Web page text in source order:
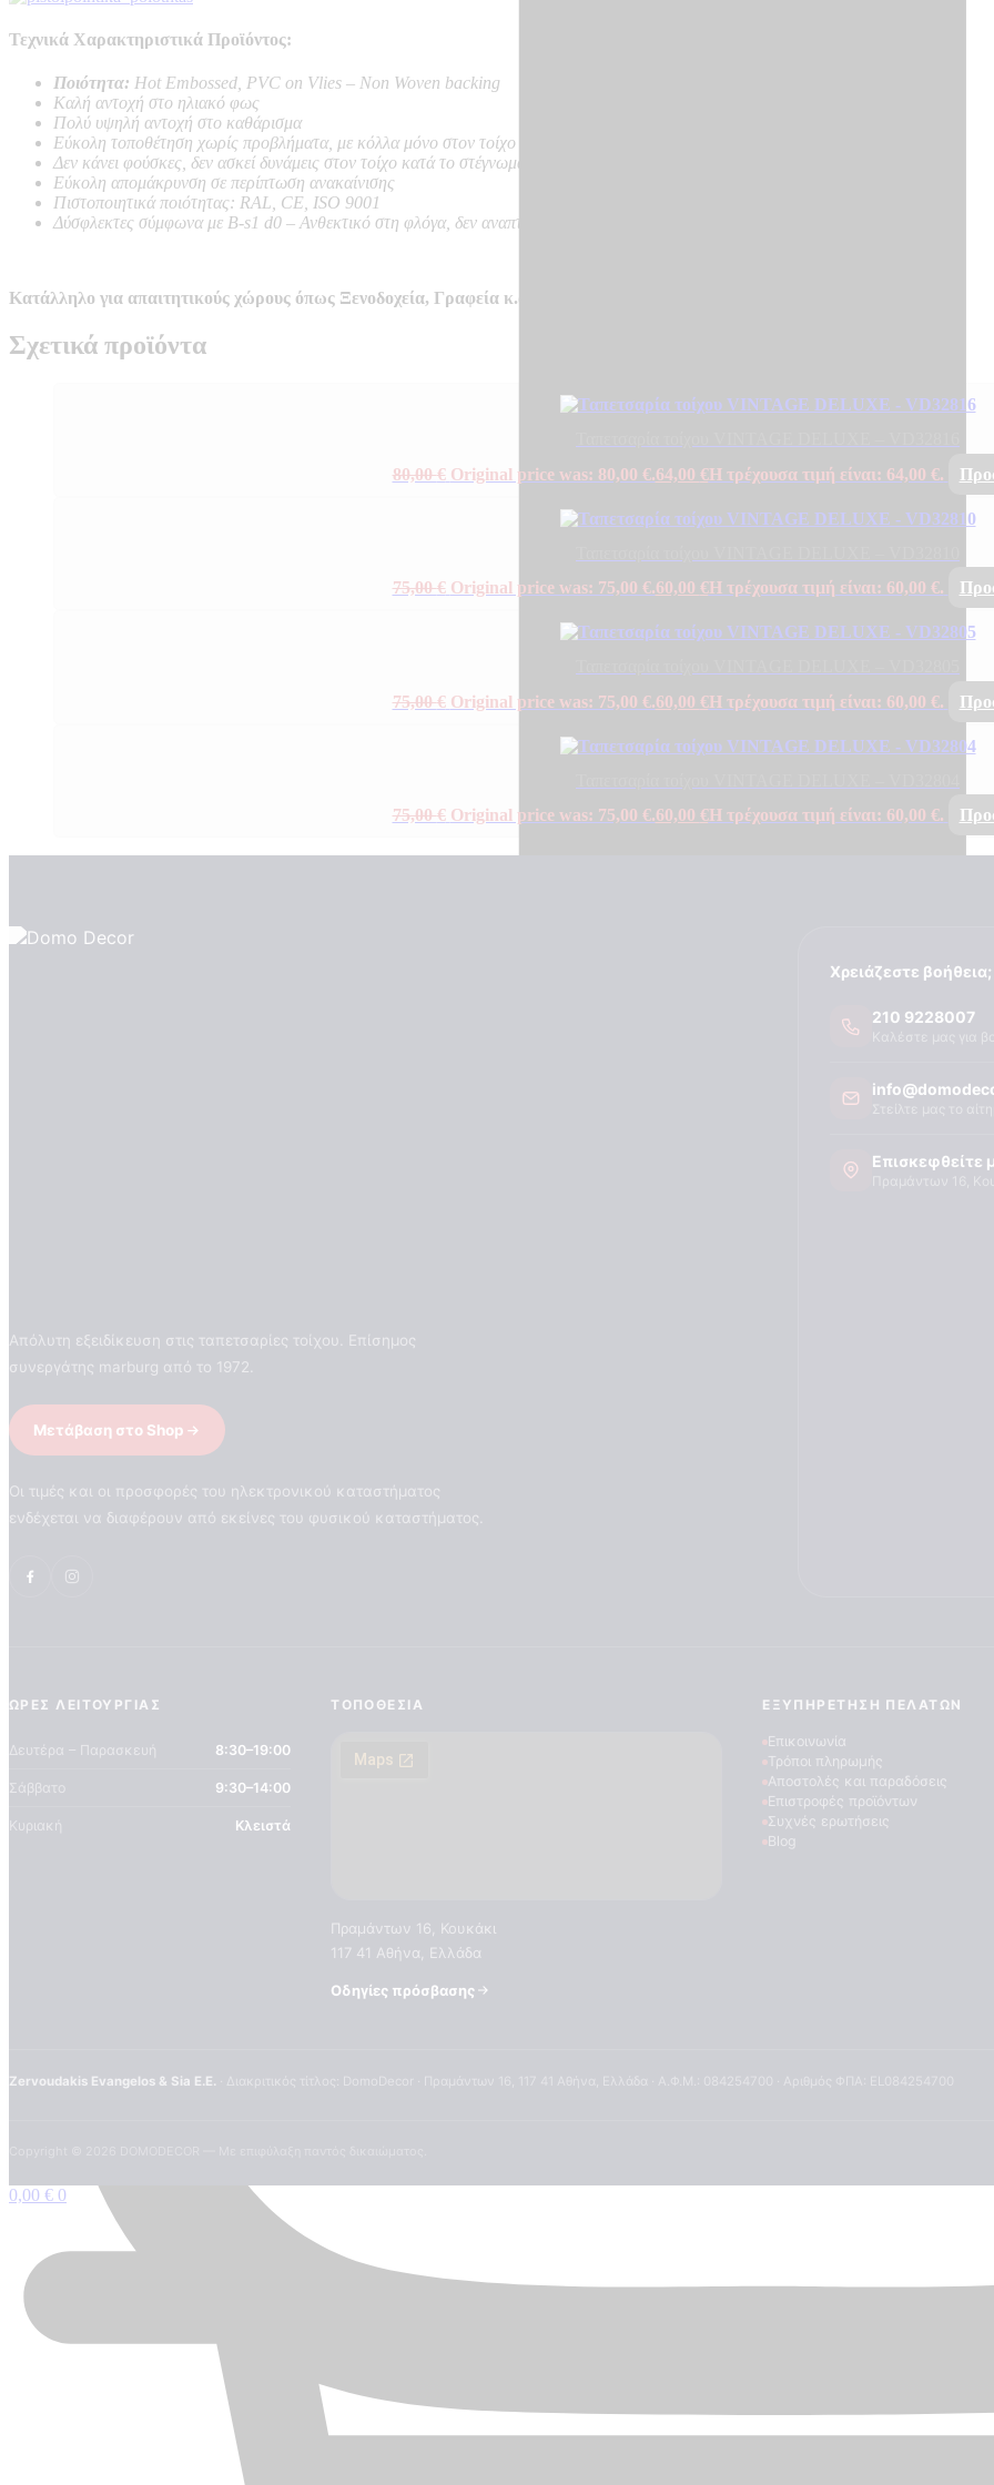
Τεχνικά Χαρακτηριστικά Προϊόντος:
Ποιότητα: Hot Embossed, PVC on Vlies – Non Woven backing
Καλή αντοχή στο ηλιακό φως
Πολύ υψηλή αντοχή στο καθάρισμα
Εύκολη τοποθέτηση χωρίς προβλήματα, με κόλλα μόνο στον τοίχο
Δεν κάνει φούσκες, δεν ασκεί δυνάμεις στον τοίχο κατά το στέγνωμα
Εύκολη απομάκρυνση σε περίπτωση ανακαίνισης
Πιστοποιητικά ποιότητας: RAL, CE, ISO 9001
Δύσφλεκτες σύμφωνα με B-s1 d0 – Ανθεκτικό στη φλόγα, δεν αναπτύσσουν καπνό, δε δημιουργούν φλεγόμενα σωματίδια
Κατάλληλο για απαιτητικούς χώρους όπως Ξενοδοχεία, Γραφεία κ.α.
Σχετικά προϊόντα
80,00€ Original price was: 80,00 €.64,00 €Η τρέχουσα τιμή είναι: 64,00 €.
75,00€ Original price was: 75,00 €.60,00 €Η τρέχουσα τιμή είναι: 60,00 €.
75,00€ Original price was: 75,00 €.60,00 €Η τρέχουσα τιμή είναι: 60,00 €.
75,00€ Original price was: 75,00 €.60,00 €Η τρέχουσα τιμή είναι: 60,00 €.
Απόλυτη εξειδίκευση στις ταπετσαρίες τοίχου. Επίσημος
συνεργάτης marburg από το 1972.
Μετάβαση στο Shop
Οι τιμές και οι προσφορές του ηλεκτρονικού καταστήματος
ενδέχεται να διαφέρουν από εκείνες του φυσικού καταστήματος.
Χρειάζεστε βοήθεια;
210 9228007
Επισκεφθείτε
ΏΡΕΣ ΛΕΙΤΟΥΡΓΊΑΣ
Δευτέρα – Παρασκευή 8:30–19:00
Σάββατο 9:30–14:00
Κυριακή Κλειστά
ΤΟΠΟΘΕΣΊΑ
Πραμάντων 16, Κουκάκι
117 41 Αθήνα, Ελλάδα
Οδηγίες πρόσβασης
ΕΞΥΠΗΡΈΤΗΣΗ ΠΕΛΑΤΏΝ
Επικοινωνία
Τρόποι πληρωμής
Αποστολές και παραδόσεις
Επιστροφές προϊόντων
Συχνές ερωτήσεις
Blog
Zervoudakis Evangelos & Sia E.E.
0,00 € 0